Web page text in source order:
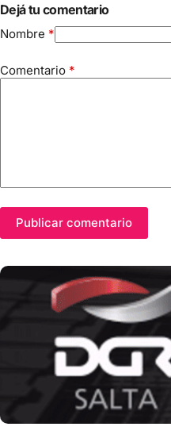
Dejá tu comentario
Nombre *
Comentario *
Publicar comentario